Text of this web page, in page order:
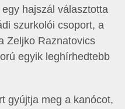
hajszál választotta
szurkolói csoport, a
Zeljko Raznatovics
egyik leghírhedtebb
gyújtja meg a kanócot,